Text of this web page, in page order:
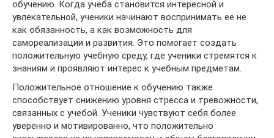
обучению. Когда учеба становится интересной и
увлекательной, ученики начинают воспринимать ее не
как обязанность, а как возможность для
самореализации и развития. Это помогает создать
положительную учебную среду, где ученики стремятся к
знаниям и проявляют интерес к учебным предметам.
Положительное отношение к обучению также
способствует снижению уровня стресса и тревожности,
связанных с учебой. Ученики чувствуют себя более
уверенно и мотивированно, что положительно